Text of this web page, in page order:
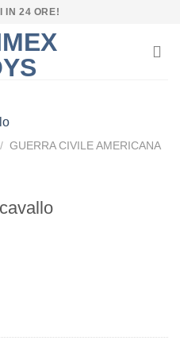
IN 24 ORE!
/ GUERRA CIVILE AMERICANA